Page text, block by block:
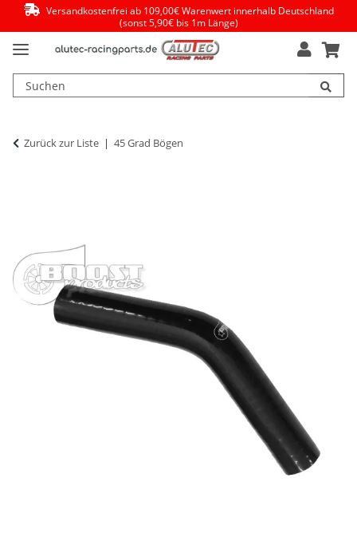
Versandkostenfrei ab 109,00€ Warenwert innerhalb Deutschland
(sonst 5,90€ bis 1m Länge)
Zurück zur Liste 45 Grad Bögen